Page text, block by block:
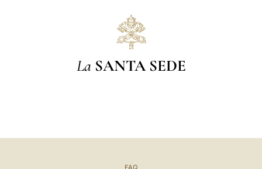
La SANTA SEDE
FAQ